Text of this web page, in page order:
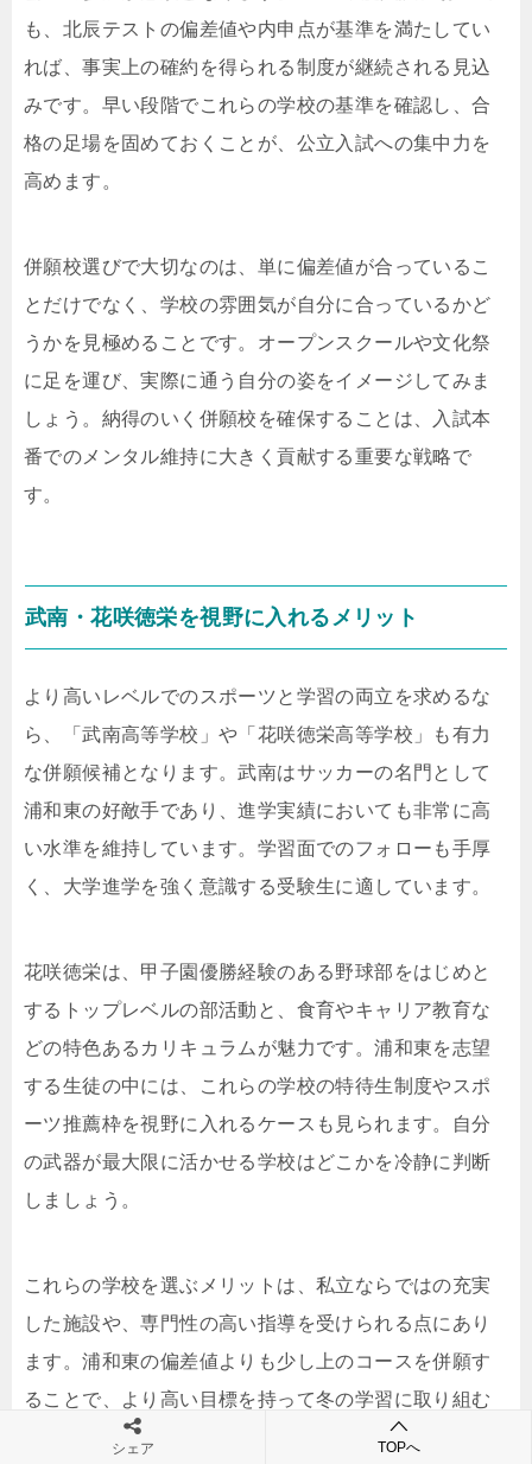
も、北辰テストの偏差値や内申点が基準を満たしてい
れば、事実上の確約を得られる制度が継続される見込
みです。早い段階でこれらの学校の基準を確認し、合
格の足場を固めておくことが、公立入試への集中力を
高めます。
併願校選びで大切なのは、単に偏差値が合っているこ
とだけでなく、学校の雰囲気が自分に合っているかど
うかを見極めることです。オープンスクールや文化祭
に足を運び、実際に通う自分の姿をイメージしてみま
しょう。納得のいく併願校を確保することは、入試本
番でのメンタル維持に大きく貢献する重要な戦略で
す。
武南・花咲徳栄を視野に入れるメリット
より高いレベルでのスポーツと学習の両立を求めるな
ら、「武南高等学校」や「花咲徳栄高等学校」も有力
な併願候補となります。武南はサッカーの名門として
浦和東の好敵手であり、進学実績においても非常に高
い水準を維持しています。学習面でのフォローも手厚
く、大学進学を強く意識する受験生に適しています。
花咲徳栄は、甲子園優勝経験のある野球部をはじめと
するトップレベルの部活動と、食育やキャリア教育な
どの特色あるカリキュラムが魅力です。浦和東を志望
する生徒の中には、これらの学校の特待生制度やスポ
ーツ推薦枠を視野に入れるケースも見られます。自分
の武器が最大限に活かせる学校はどこかを冷静に判断
しましょう。
これらの学校を選ぶメリットは、私立ならではの充実
した施設や、専門性の高い指導を受けられる点にあり
ます。浦和東の偏差値よりも少し上のコースを併願す
ることで、より高い目標を持って冬の学習に取り組む
ことができます。自分の限界を決めず、一歩上の環境
シェア TOPへ